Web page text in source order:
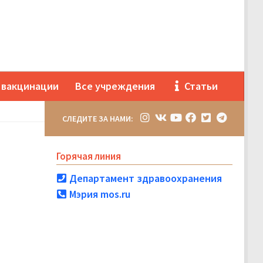
Все учреждения Статьи
СЛЕДИТЕ ЗА НАМИ:
Горячая линия
Департамент здравоохранения
Мэрия mos.ru